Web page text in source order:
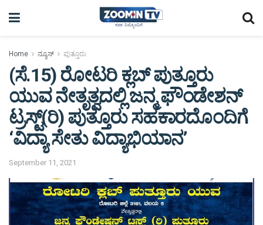
Home ನ್ಯೂಸ್ ಪುತ್ತೂರು
(ಸೆ.15) ರೋಟರಿ ಕ್ಲಬ್ ಪುತ್ತೂರು
ಯುವ ನೇತೃತ್ವದಲ್ಲಿ ಜನ್ಮ ಫೌಂಡೇಶನ್
ಟ್ರಸ್ಟ್(ರಿ) ಪುತ್ತೂರು ಸಹಕಾರದೊಂದಿಗೆ
‘ವಿದ್ಯಾ ಸೇತು ವಿದ್ಯಾಭಿಯಾನ’
September 11, 2021